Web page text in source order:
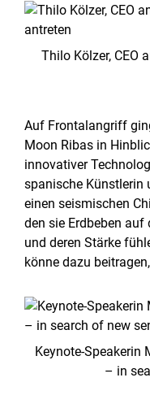
Thilo Kölzer, CEO
Auf Frontalangriff
Moon Ribas in
innovativer
spanische Künstlerin
einen seismischen
den sie Erdbeben auf
und deren Stärke
könne dazu
Keynote-Speakerin
– in